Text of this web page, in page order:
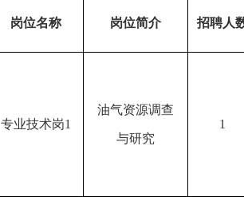
岗位名称 岗位简介 招聘人
专业技术岗1
油气资源调查
与研究
1